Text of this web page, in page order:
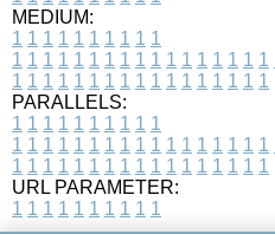
MEDIUM:
1 1 1 1 1 1 1 1 1 1
1 1 1 1 1 1 1 1 1 1 1 1 1 1 1 1 1
1 1 1 1 1 1 1 1 1 1 1 1 1 1 1 1 1
PARALLELS:
1 1 1 1 1 1 1 1 1 1
1 1 1 1 1 1 1 1 1 1 1 1 1 1 1 1 1
1 1 1 1 1 1 1 1 1 1 1 1 1 1 1 1 1
URL PARAMETER:
1 1 1 1 1 1 1 1 1 1